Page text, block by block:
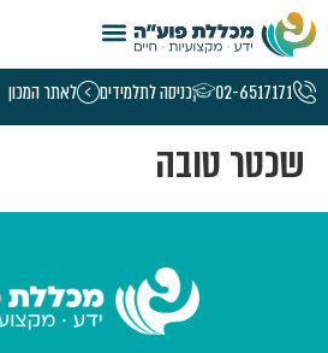
02-6517171 כניסה לתלמידים לאתר המכון
שכטר טובה